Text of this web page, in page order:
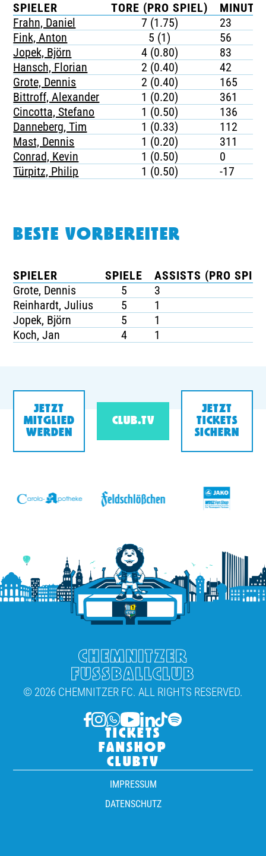
SPIELER TORE (PRO SPIEL)
Frahn, Daniel
7 (1.75)
23
Fink, Anton
5 (1)
56
Jopek, Björn
4 (0.80)
83
Hansch, Florian
2 (0.40)
42
Grote, Dennis
2 (0.40)
165
Bittroff, Alexander
1 (0.20)
361
Cincotta, Stefano
1 (0.50)
136
Danneberg, Tim
1 (0.33)
112
Mast, Dennis
1 (0.20)
311
Conrad, Kevin
1 (0.50)
0
Türpitz, Philip
1 (0.50) -17
BESTE VORBEREITER
SPIELER SPIELE
ASSISTS (PRO
Grote, Dennis
5
3
Reinhardt, Julius
5
1
Jopek, Björn
5
1
Koch, Jan
4 1
JETZT
MITGLIED
WERDEN
CLUB.TV
JETZT
TICKETS
SICHERN
CHEMNITZER
FUSSBALLCLUB
© 2026 CHEMNITZER FC. ALL RIGHTS RESERVED.
TICKETS
FANSHOP
CLUBTV
IMPRESSUM
DATENSCHUTZ